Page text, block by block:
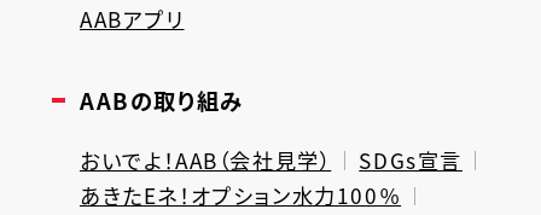
AABアプリ
AABの取り組み
おいでよ！AAB（会社見学）
SDGs宣言
あきたEネ！オプション水力100％